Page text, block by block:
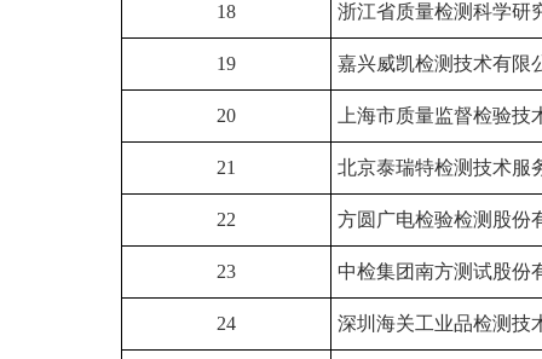
18 浙江省质量检测科学研
19 嘉兴威凯检测技术有限
20 上海市质量监督检验技
21 北京泰瑞特检测技术服
22 方圆广电检验检测股份
23 中检集团南方测试股份
24 深圳海关工业品检测技